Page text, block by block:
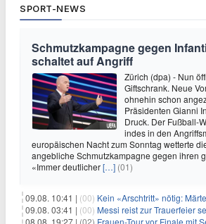
SPORT-NEWS
Schmutzkampagne gegen
schaltet auf Angriff
Zürich (dpa) - Nun
Giftschrank. Neue
ohnehin schon
Präsidenten Gianni
Druck. Der Fußball-
indes in den
europäischen Nacht zum Sonntag wetterte
angebliche Schmutzkampagne gegen ihren
«Immer deutlicher[…] (01)
09.08. 10:41 | (00) Kein «Arschtritt» nötig: Märtens
09.08. 03:41 | (00) Messi reist zur Trauerfeier
08.08. 19:27 | (02) Frauen-Tour vor Finale mit